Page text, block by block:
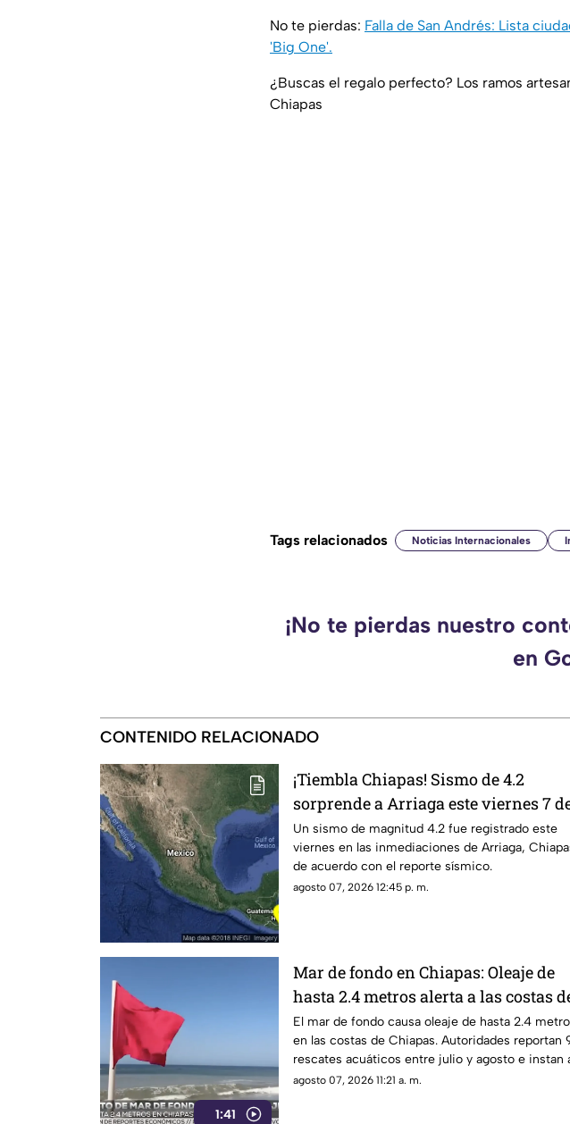
No te pierdas: Falla de San Andrés: Lista
'Big One'.
¿Buscas el regalo perfecto? Los ramos
Chiapas
Tags relacionados Noticias Internacionales
¡No te pierdas nuestro
en
CONTENIDO RELACIONADO
¡Tiembla Chiapas! Sismo de 4.2
sorprende a Arriaga este viernes 7
agosto
Un sismo de magnitud 4.2 fue registrado este
viernes en las inmediaciones de Arriaga,
de acuerdo con el reporte sísmico.
agosto 07, 2026 12:45 p. m.
1:41
Mar de fondo en Chiapas: Oleaje de
hasta 2.4 metros alerta a las costas
estado
El mar de fondo causa oleaje de hasta 2.4
en las costas de Chiapas. Autoridades reportan
rescates acuáticos entre julio y agosto e instan
extremar precauciones.
agosto 07, 2026 11:21 a. m.